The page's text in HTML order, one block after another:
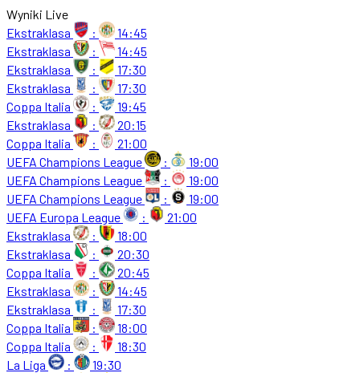
Wyniki Live
Ekstraklasa
:
14:45
Ekstraklasa
:
14:45
Ekstraklasa
:
17:30
Ekstraklasa
:
17:30
Coppa Italia
:
19:45
Ekstraklasa
:
20:15
Coppa Italia
:
21:00
UEFA Champions League
:
19:00
UEFA Champions League
:
19:00
UEFA Champions League
:
19:00
UEFA Europa League
:
21:00
Ekstraklasa
:
18:00
Ekstraklasa
:
20:30
Coppa Italia
:
20:45
Ekstraklasa
:
14:45
Ekstraklasa
:
17:30
Coppa Italia
:
18:00
Coppa Italia
:
18:30
La Liga
:
19:30